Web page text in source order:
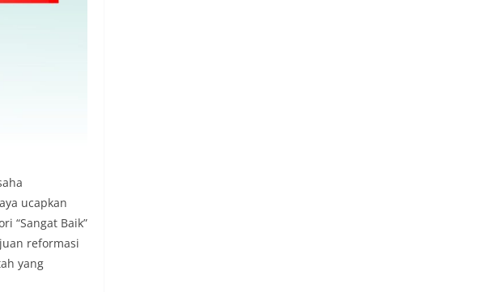
ucapkan
“Sangat Baik”
reformasi
yang